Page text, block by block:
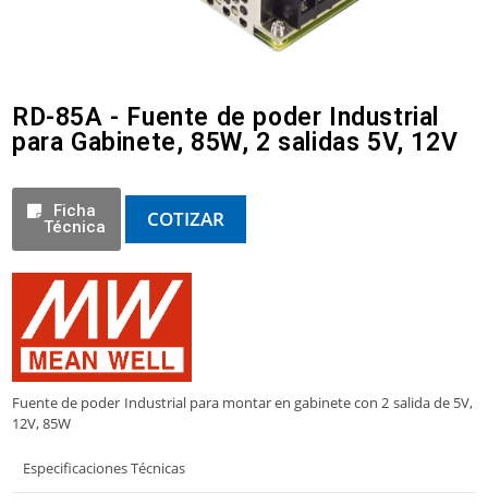
RD-85A - Fuente de poder Industrial
para Gabinete, 85W, 2 salidas 5V, 12V
Ficha
Técnica
COTIZAR
Fuente de poder Industrial para montar en gabinete con 2 salida de 5V,
12V, 85W
Especificaciones Técnicas